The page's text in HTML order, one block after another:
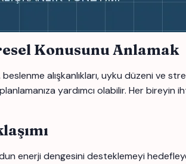
Konusunu Anlamak
alışkanlıkları, uyku düzeni ve
yardımcı olabilir. Her bireyin
enerji dengesini desteklemeyi